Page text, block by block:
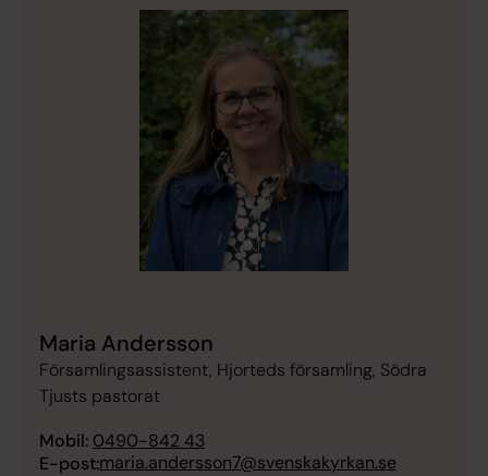
Maria Andersson
Församlingsassistent, Hjorteds församling, Södra
Tjusts pastorat
Mobil: 0490-842 43
E-post:maria.andersson7@svenskakyrkan.se